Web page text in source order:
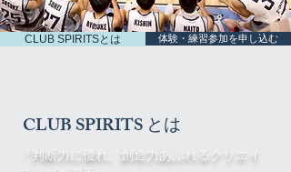
CLUB SPIRITSとは 体験・練習参加を申し込む
CLUB SPIRITS とは
『判断力に優れ、創造力あふれるクリエイ